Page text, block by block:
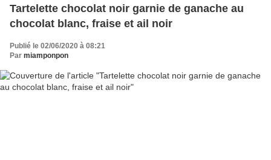
Tartelette chocolat noir garnie de ganache au
chocolat blanc, fraise et ail noir
Publié le 02/06/2020 à 08:21
Par miamponpon